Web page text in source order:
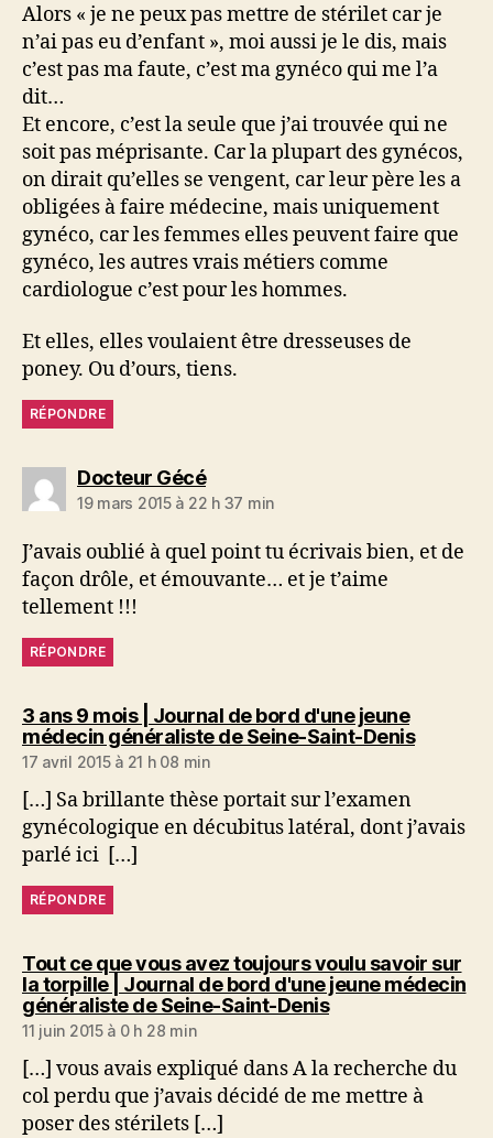
Alors « je ne peux pas mettre de stérilet car je
n’ai pas eu d’enfant », moi aussi je le dis, mais
c’est pas ma faute, c’est ma gynéco qui me l’a
dit…
Et encore, c’est la seule que j’ai trouvée qui ne
soit pas méprisante. Car la plupart des gynécos,
on dirait qu’elles se vengent, car leur père les a
obligées à faire médecine, mais uniquement
gynéco, car les femmes elles peuvent faire que
gynéco, les autres vrais métiers comme
cardiologue c’est pour les hommes.
Et elles, elles voulaient être dresseuses de
poney. Ou d’ours, tiens.
RÉPONDRE
Docteur Gécédit :
19 mars 2015 à 22 h 37 min
J’avais oublié à quel point tu écrivais bien, et de
façon drôle, et émouvante… et je t’aime
tellement !!!
RÉPONDRE
3 ans 9 mois | Journal de bord d'une jeune
médecin généraliste de Seine-Saint-Denisdit :
17 avril 2015 à 21 h 08 min
[…] Sa brillante thèse portait sur l’examen
gynécologique en décubitus latéral, dont j’avais
parlé ici […]
RÉPONDRE
Tout ce que vous avez toujours voulu savoir sur
la torpille | Journal de bord d'une jeune médecin
généraliste de Seine-Saint-Denisdit :
11 juin 2015 à 0 h 28 min
[…] vous avais expliqué dans A la recherche du
col perdu que j’avais décidé de me mettre à
poser des stérilets […]